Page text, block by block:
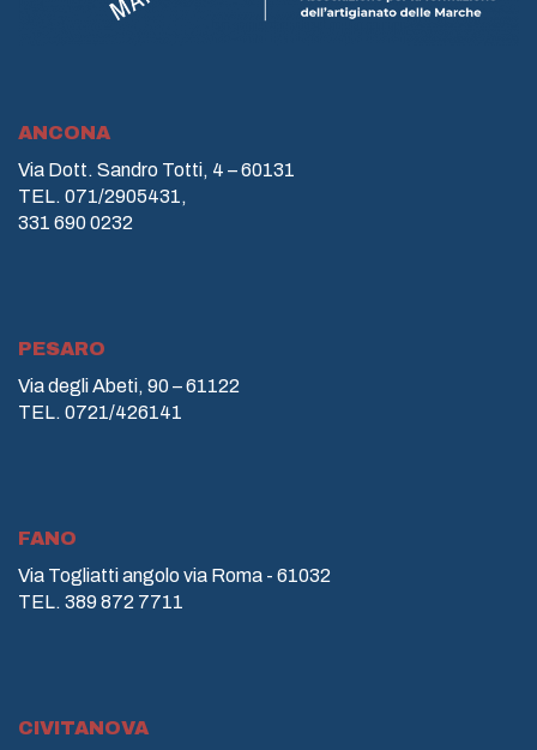
ANCONA
Via Dott. Sandro Totti, 4 – 60131
TEL. 071/2905431,
331 690 0232
PESARO
Via degli Abeti, 90 – 61122
TEL. 0721/426141
FANO
Via Togliatti angolo via Roma - 61032
TEL. 389 872 7711
CIVITANOVA